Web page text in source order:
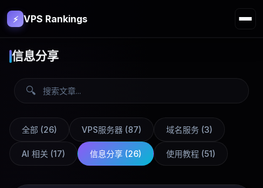
⚡ VPS Rankings
信息分享
🔍
全部 (26) VPS服务器 (87) 域名服务 (3)
AI 相关 (17) 信息分享 (26) 使用教程 (51)